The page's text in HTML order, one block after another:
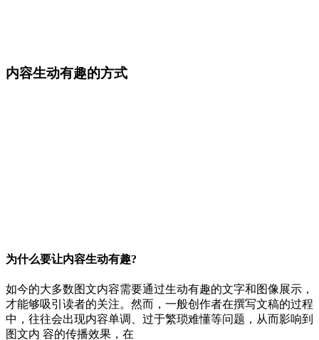
内容生动有趣的方式
为什么要让内容生动有趣?
如今的大多数图文内容需要通过生动有趣的文字和图像展示，
才能够吸引读者的关注。然而，一般创作者在撰写文稿的过程
中，往往会出现内容单调、过于繁琐难懂等问题，从而影响到
图文内 容的传播效果，在